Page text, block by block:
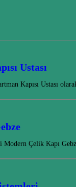
Ustası
Kapısı Ustası
Modern Çelik Kapı